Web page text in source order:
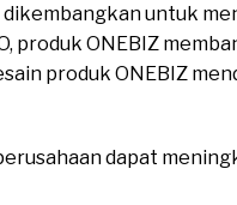
dikembangkan untuk
produk ONEBIZ
produk ONEBIZ
dapat